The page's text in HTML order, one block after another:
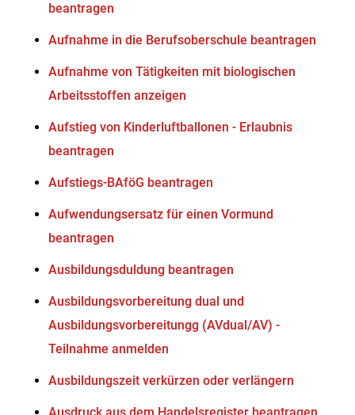
beantragen
Aufnahme in die Berufsoberschule beantragen
Aufnahme von Tätigkeiten mit biologischen
Arbeitsstoffen anzeigen
Aufstieg von Kinderluftballonen - Erlaubnis
beantragen
Aufstiegs-BAföG beantragen
Aufwendungsersatz für einen Vormund
beantragen
Ausbildungsduldung beantragen
Ausbildungsvorbereitung dual und
Ausbildungsvorbereitungg (AVdual/AV) -
Teilnahme anmelden
Ausbildungszeit verkürzen oder verlängern